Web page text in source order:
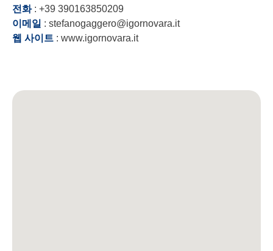
전화 : +39 390163850209
이메일 : stefanogaggero@igornovara.it
웹 사이트 : www.igornovara.it